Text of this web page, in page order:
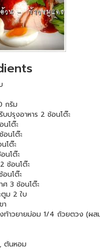
กรัม
บปรุงอาหาร 2 ช้อนโต๊ะ
นโต๊ะ
อนโต๊ะ
โต๊ะ
นโต๊ะ
ช้อนโต๊ะ
นโต๊ะ
ศ 3 ช้อนโต๊ะ
ตูม 2 ใบ
า
ท้าวยายม่อม 1/4 ถ้วยตวง (ผสม
ต้นหอม